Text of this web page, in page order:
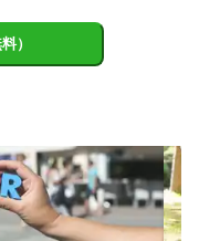
越谷市
さいたま市
ふじみ野市
川越市
伊奈町
）